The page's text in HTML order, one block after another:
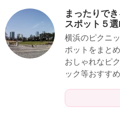
まったりで
スポット５
横浜のピクニ
ポットをまと
おしゃれなピ
ック等おすす